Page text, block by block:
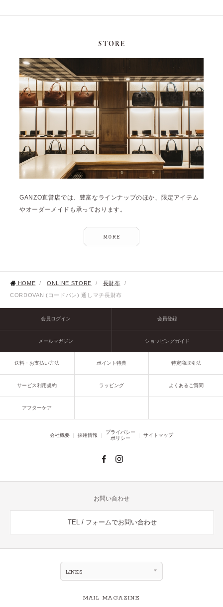
GANZO直営店では、豊富なラインナップのほか、限定アイテム
やオーダーメイドも承っております。
HOME / ONLINE STORE / 長財布
/
CORDOVAN (コードバン) 通しマチ長財布
会員ログイン 会員登録
メールマガジン ショッピングガイド
送料・お支払い方法 ポイント特典 特定商取引法
サービス利用規約 ラッピング よくあるご質問
アフターケア
会社概要 採用情報
プライバシー
ポリシー
サイトマップ
お問い合わせ
TEL / フォームでお問い合わせ
LINKS
MAIL MAGAZINE